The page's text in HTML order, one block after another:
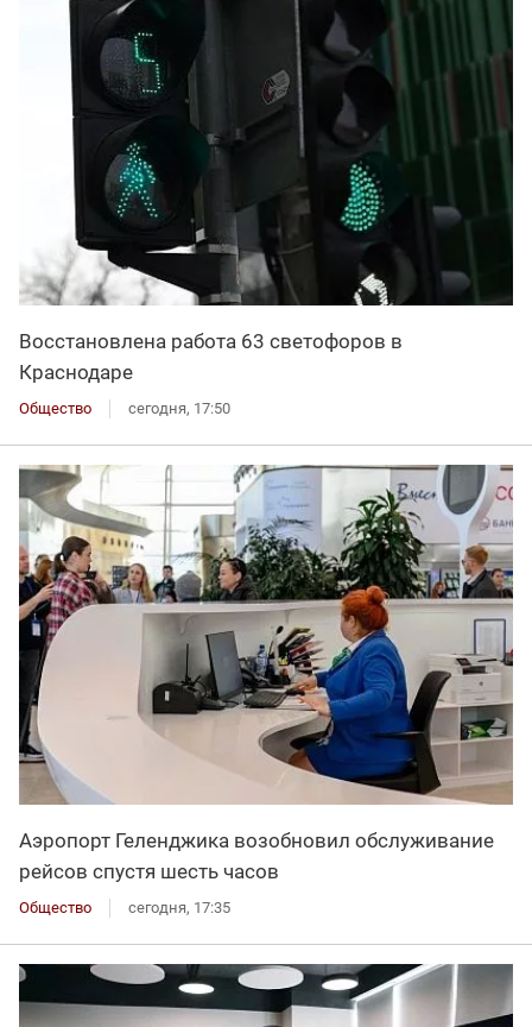
Восстановлена работа 63 светофоров в
Краснодаре
Общество сегодня, 17:50
Аэропорт Геленджика возобновил обслуживание
рейсов спустя шесть часов
Общество сегодня, 17:35